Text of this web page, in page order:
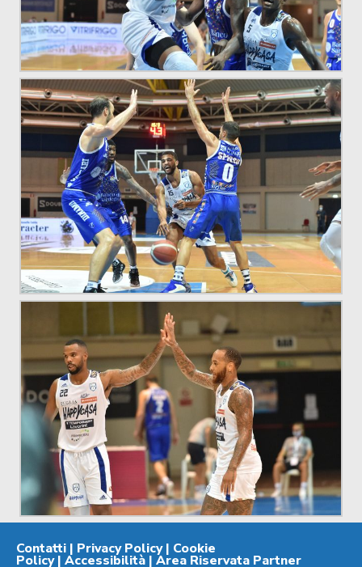
Contatti | Privacy Policy| Cookie
Policy| Accessibilità | Area Riservata Partner